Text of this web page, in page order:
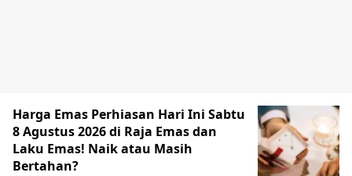
Harga Emas Perhiasan Hari Ini Sabtu
8 Agustus 2026 di Raja Emas dan
Laku Emas! Naik atau Masih
Bertahan?